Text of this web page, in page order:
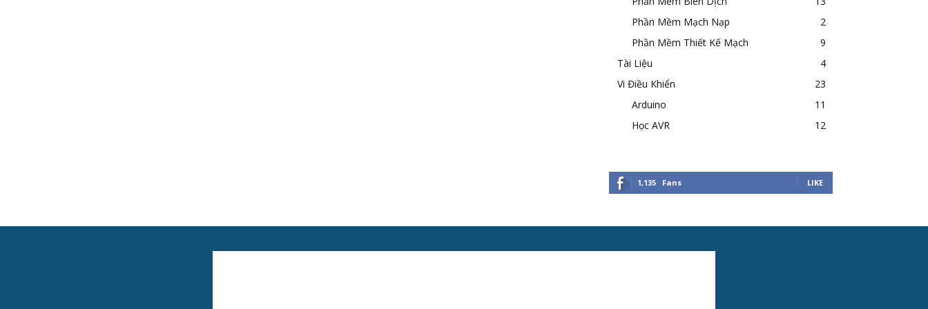
Phần Mềm Mạch Nạp
2
Phần Mềm Thiết Kế Mạch
9
Tài Liệu
4
Vi Điều Khiển
23
Arduino
11
Học AVR
12
1,135 Fans LIKE